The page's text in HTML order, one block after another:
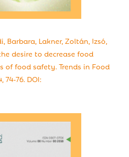
Barbara, Lakner, Zoltán, Izsó,
desire to decrease food
of food safety. Trends in Food
74-76. DOI: